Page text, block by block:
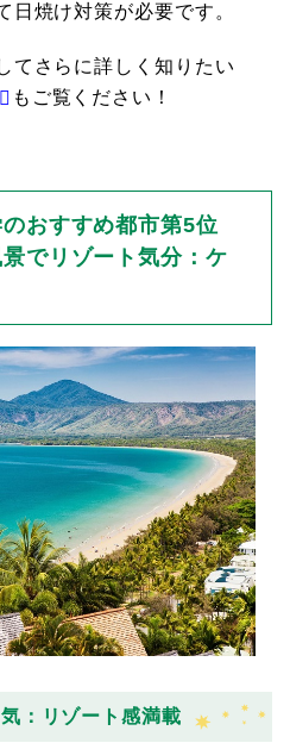
日焼け対策が必要です。
てさらに詳しく知りたい
もご覧ください！
おすすめ都市第5位
でリゾート気分：ケ
：リゾート感満載